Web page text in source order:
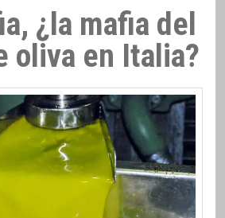
¿la mafia del
oliva en Italia?